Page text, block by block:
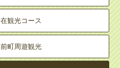
観光コース
町周遊観光